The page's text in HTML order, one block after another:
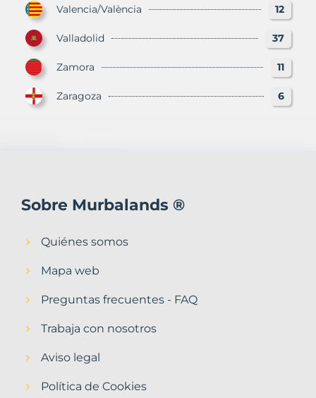
Valencia/València 12
Valladolid 37
Zamora 11
Zaragoza 6
Sobre Murbalands ®
Quiénes somos
Mapa web
Preguntas frecuentes - FAQ
Trabaja con nosotros
Aviso legal
Política de Cookies